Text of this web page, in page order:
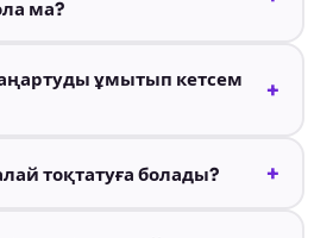
ма?
ұмытып кетсем
+
тоқтатуға болады? +